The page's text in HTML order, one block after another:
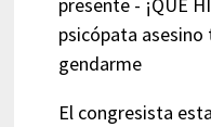
presente - ¡QUÉ
psicópata
gendarme
El congresista